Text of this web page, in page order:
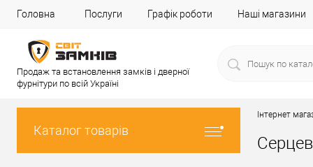
Головна Послуги Графік роботи Наші магазини
Продаж та встановлення замків і дверної
фурнітури по всій Україні
Каталог товарів
Інтернет